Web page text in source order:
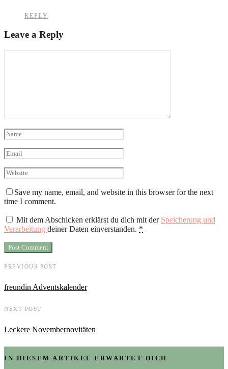
REPLY
Leave a Reply
Save my name, email, and website in this browser for the next
time I comment.
Mit dem Abschicken erklärst du dich mit der Speicherung und
Verarbeitung deiner Daten einverstanden. *
PREVIOUS POST
freundin Adventskalender
NEXT POST
Leckere Novembernovitäten
IN DIESEM ARTIKEL ERWARTET DICH